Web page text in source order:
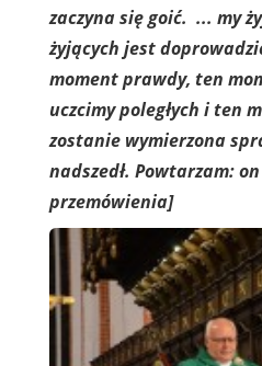
zaczyna się goić. ... my
żyjących jest
moment prawdy, ten
uczcimy poległych i ten
zostanie wymierzona
nadszedł. Powtarzam:
przemówienia]